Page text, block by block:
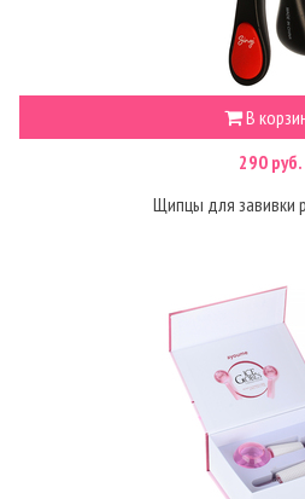
В
290 руб.
Щипцы для завивки